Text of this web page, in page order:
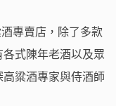
專賣店，除了多款
式陳年老酒以及眾
粱酒專家與侍酒師